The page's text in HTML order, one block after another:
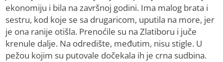
ekonomiju i bila na završnoj godini. Ima malog brata i
sestru, kod koje se sa drugaricom, uputila na more, jer
je ona ranije otišla. Prenoćile su na Zlatiboru i juče
krenule dalje. Na odredište, međutim, nisu stigle. U
pežou kojim su putovale dočekala ih je crna sudbina.